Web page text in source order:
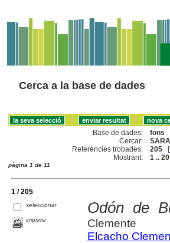
Cerca a la base de dades
Base de dades:
fons
Cercar:
Referències trobades:
205 [
Mostrant:
1 .. 20
pàgina 1 de 11
1 / 205
seleccionar
imprimir
Odón de
Clemente
Elcacho